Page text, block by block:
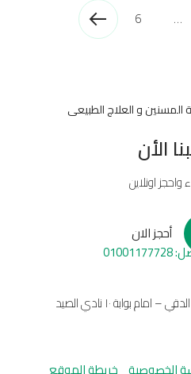
…
6
المسنين و العلاج الطبيعى
الأن
واحجز اونلاين
أحجز الان